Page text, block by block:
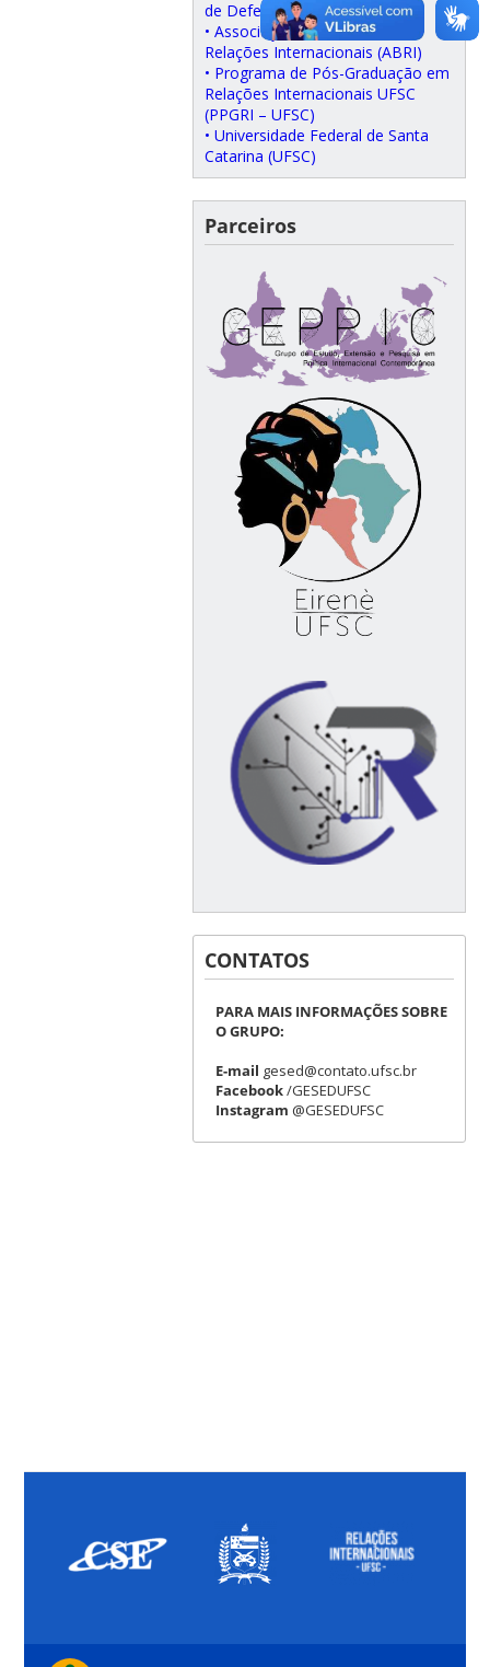
de Defesa (ABED)
• Associação Brasileira de
Relações Internacionais (ABRI)
• Programa de Pós-Graduação em
Relações Internacionais UFSC
(PPGRI – UFSC)
• Universidade Federal de Santa
Catarina (UFSC)
Parceiros
CONTATOS
PARA MAIS INFORMAÇÕES SOBRE
O GRUPO:
E-mail gesed@contato.ufsc.br
Facebook/GESEDUFSC
Instagram @GESEDUFSC